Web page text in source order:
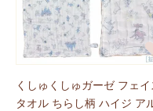
くしゅくしゅガーゼ フェイ
タオル ちらし柄 ハイジ ア